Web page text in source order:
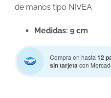
de manos tipo NIVEA
Medidas: 9 cm
Compra en hasta12
sin tarjetacon